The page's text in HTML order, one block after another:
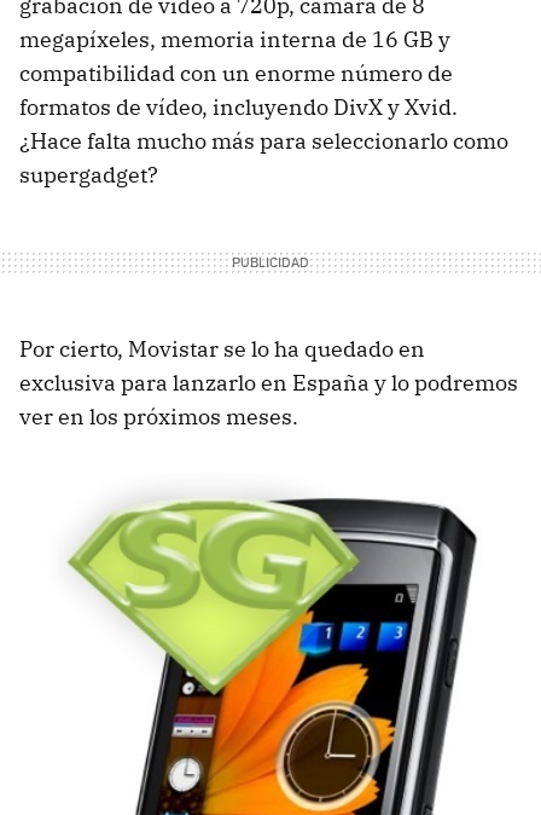
megapíxeles, memoria interna de 16 GB y
compatibilidad con un enorme número de
formatos de vídeo, incluyendo DivX y Xvid.
¿Hace falta mucho más para seleccionarlo como
supergadget?
Por cierto, Movistar se lo ha quedado en
exclusiva para lanzarlo en España y lo podremos
ver en los próximos meses.